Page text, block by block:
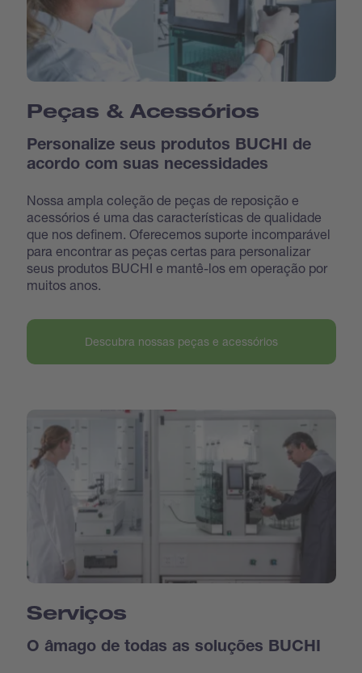
Peças & Acessórios
Personalize seus produtos BUCHI de
acordo com suas necessidades
Nossa ampla coleção de peças de reposição e
acessórios é uma das características de qualidade
que nos definem. Oferecemos suporte incomparável
para encontrar as peças certas para personalizar
seus produtos BUCHI e mantê-los em operação por
muitos anos.
Descubra nossas peças e acessórios
Serviços
O âmago de todas as soluções BUCHI